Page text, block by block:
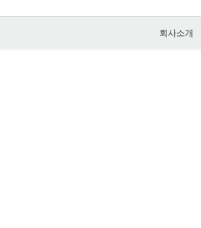
회사소개